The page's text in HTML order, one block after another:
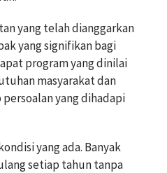
yang telah dianggarkan
yang signifikan bagi
program yang dinilai
masyarakat dan
yang dihadapi
yang ada. Banyak
setiap tahun tanpa